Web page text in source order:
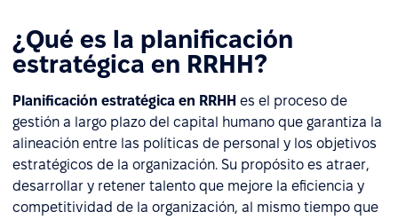
¿Qué es la planificación
estratégica en RRHH?
Planificación estratégica en RRHH es el proceso de
gestión a largo plazo del capital humano que garantiza la
alineación entre las políticas de personal y los objetivos
estratégicos de la organización. Su propósito es atraer,
desarrollar y retener talento que mejore la eficiencia y
competitividad de la organización, al mismo tiempo que